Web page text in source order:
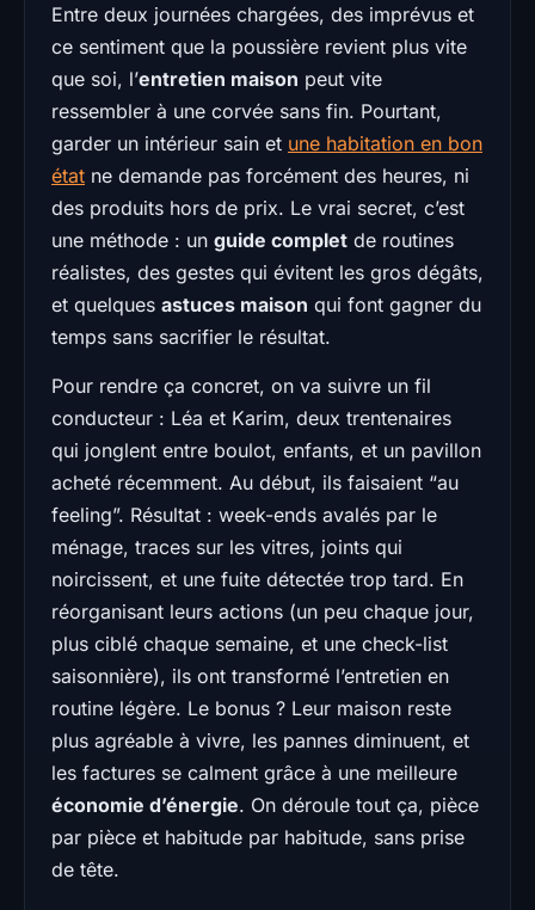
Entre deux journées chargées, des imprévus et
ce sentiment que la poussière revient plus vite
que soi, l’entretien maison peut vite
ressembler à une corvée sans fin. Pourtant,
garder un intérieur sain et une habitation en bon
état ne demande pas forcément des heures, ni
des produits hors de prix. Le vrai secret, c’est
une méthode : un guide complet de routines
réalistes, des gestes qui évitent les gros dégâts,
et quelques astuces maison qui font gagner du
temps sans sacrifier le résultat.
Pour rendre ça concret, on va suivre un fil
conducteur : Léa et Karim, deux trentenaires
qui jonglent entre boulot, enfants, et un pavillon
acheté récemment. Au début, ils faisaient “au
feeling”. Résultat : week-ends avalés par le
ménage, traces sur les vitres, joints qui
noircissent, et une fuite détectée trop tard. En
réorganisant leurs actions (un peu chaque jour,
plus ciblé chaque semaine, et une check-list
saisonnière), ils ont transformé l’entretien en
routine légère. Le bonus ? Leur maison reste
plus agréable à vivre, les pannes diminuent, et
les factures se calment grâce à une meilleure
économie d’énergie. On déroule tout ça, pièce
par pièce et habitude par habitude, sans prise
de tête.